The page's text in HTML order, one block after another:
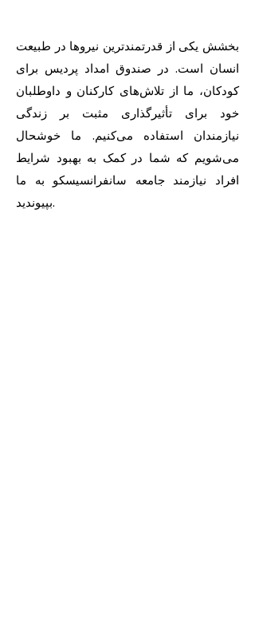
بخشش یکی از قدرتمندترین نیروها در طبیعت
انسان است. در صندوق امداد پردیس برای
کودکان، ما از تلاش‌های کارکنان و داوطلبان
خود برای تأثیرگذاری مثبت بر زندگی
نیازمندان استفاده می‌کنیم. ما خوشحال
می‌شویم که شما در کمک به بهبود شرایط
افراد نیازمند جامعه سانفرانسیسکو به ما
بپیوندید.